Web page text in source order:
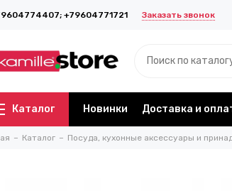
+79604771721 Заказать звонок
Каталог Новинки Доставка и
Каталог Посуда, кухонные аксессуары и